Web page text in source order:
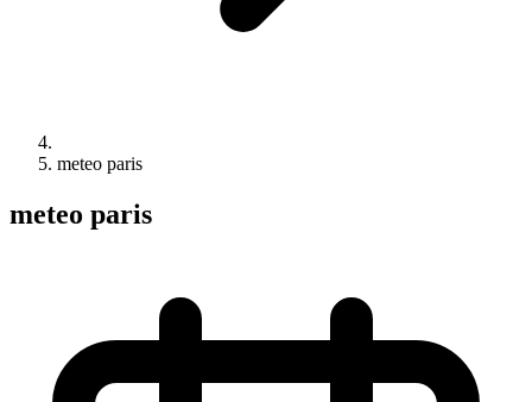
meteo paris
meteo paris